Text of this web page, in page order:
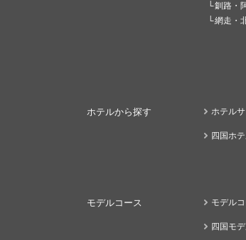
釧路・
網走・
ホテルから探す ホテル
四国ホ
モデルコース モデル
四国モ